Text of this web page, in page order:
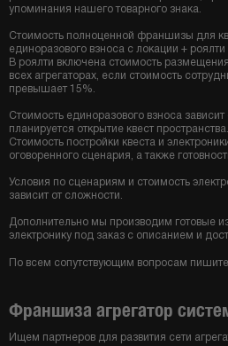
упоминания нашего товарного знака.
Стоимость полноценной франшизы для
единоразового взноса с локации + роялти
В роялти включена стоимость
всех агрегаторах, если стоимость
превышает 15%.
Стоимость единоразового взноса зависит
планируется открытие квест пространства.
Стоимость постройки квеста и
оговоренного сценария, а также
Условия по сценариям и стоимость
зависит от сложности.
Дополнительно мы производим готовые
электронику под заказ с описанием и
По всем сопутствующим вопросам
Франшиза агрегатор
Ищем партнеров для развития сети